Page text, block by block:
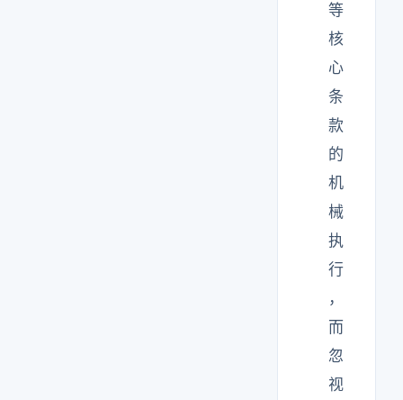
等
核
心
条
款
的
机
械
执
行
，
而
忽
视